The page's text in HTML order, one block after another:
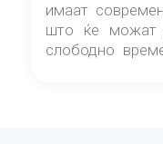
имаат
што ќе можат
слободно